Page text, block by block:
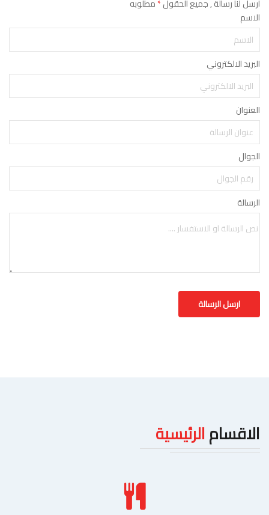
ارسل لنا رسالة , جميع الحقول*مطلوبه
الاسم
البريد الالكتروني
العنوان
الجوال
الرسالة
الاقسامالرئيسية